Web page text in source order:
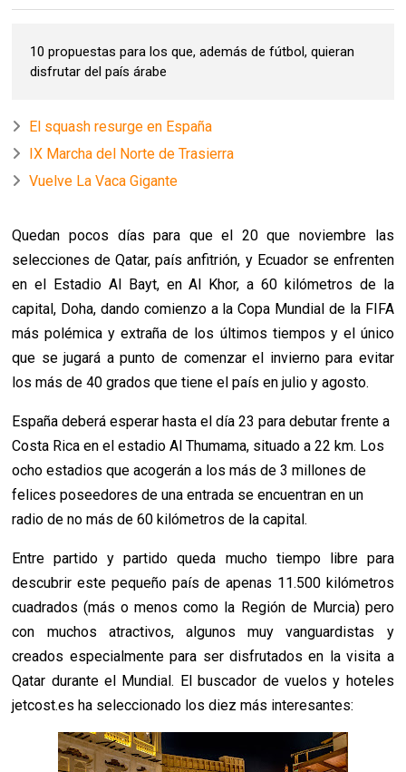
10 propuestas para los que, además de fútbol, quieran
disfrutar del país árabe
El squash resurge en España
IX Marcha del Norte de Trasierra
Vuelve La Vaca Gigante
Quedan pocos días para que el 20 que noviembre las
selecciones de Qatar, país anfitrión, y Ecuador se enfrenten
en el Estadio Al Bayt, en Al Khor, a 60 kilómetros de la
capital, Doha, dando comienzo a la Copa Mundial de la FIFA
más polémica y extraña de los últimos tiempos y el único
que se jugará a punto de comenzar el invierno para evitar
los más de 40 grados que tiene el país en julio y agosto.
España deberá esperar hasta el día 23 para debutar frente a
Costa Rica en el estadio Al Thumama, situado a 22 km. Los
ocho estadios que acogerán a los más de 3 millones de
felices poseedores de una entrada se encuentran en un
radio de no más de 60 kilómetros de la capital.
Entre partido y partido queda mucho tiempo libre para
descubrir este pequeño país de apenas 11.500 kilómetros
cuadrados (más o menos como la Región de Murcia) pero
con muchos atractivos, algunos muy vanguardistas y
creados especialmente para ser disfrutados en la visita a
Qatar durante el Mundial. El buscador de vuelos y hoteles
jetcost.es ha seleccionado los diez más interesantes: